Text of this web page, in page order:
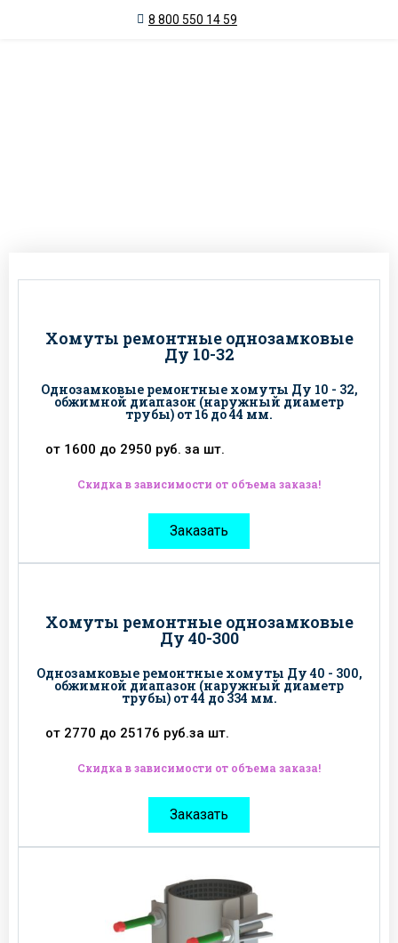
8 800 550 14 59
Хомуты ремонтные однозамковые
Ду 10-32
Однозамковые ремонтные хомуты Ду 10 - 32,
обжимной диапазон (наружный диаметр
трубы) от 16 до 44 мм.
от 1600 до 2950 руб. за шт.
Скидка в зависимости от объема заказа!
Заказать
Хомуты ремонтные однозамковые
Ду 40-300
Однозамковые ремонтные хомуты Ду 40 - 300,
обжимной диапазон (наружный диаметр
трубы) от 44 до 334 мм.
от 2770 до 25176 руб.за шт.
Скидка в зависимости от объема заказа!
Заказать